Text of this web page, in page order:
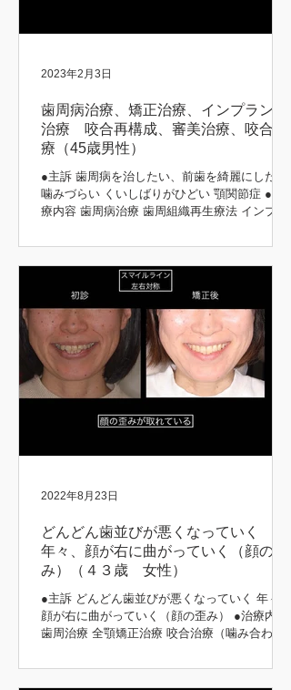
歯周病治療、矯正治療、インプラント
治療 咬合再構成、審美治療、咬合治
療（45歳男性）
●主訴 歯周病を治したい、前歯を綺麗にしたい
噛みづらい くいしばりがひどい 顎関節症 ●治
療内容 歯周病治療 歯周組織再生療法 インプラ
合治療 審美治療 ●患者さんの希望 長持ちする
治療をしてほしい 矯正前後 初診時 治療後...
2023年2月3日
どんどん歯並びが悪くなっていく
年々、顔が右に曲がっていく（顔の歪
み）（４３歳 女性）
●主訴 どんどん歯並びが悪くなっていく 年々、
顔が右に曲がっていく（顔の歪み） ●治療内容
歯周治療 全顎矯正治療 咬合治療（噛み合わ
矯正後 矯正前後 矯正中 矯正前後
2022年8月23日